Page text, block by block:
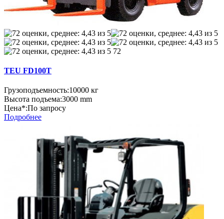
72
TEU FD100Т
Грузоподъемность:10000 кг
Высота подъема:3000 mm
Цена*:По запросу
Подробнее